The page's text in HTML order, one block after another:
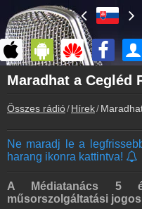
Főoldal
myonlineradio.hu
Bejelentkezés
Kapcsolat
Írj nekünk!
Partnerek
Rádiós partnerek
Maradhat a Cegléd
Összes rádió Hírek
Ne maradj le a
harang ikonra kattintva!
A Médiatanács 5
műsorszolgáltatási